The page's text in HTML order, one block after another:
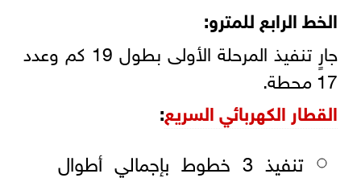
الخط الرابع للمترو:
جارٍ تنفيذ المرحلة الأولى بطول 19 كم وعدد
17 محطة.
القطار الكهربائي السريع:
تنفيذ 3 خطوط بإجمالي أطوال